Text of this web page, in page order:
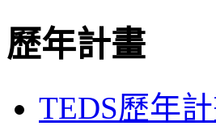
歷年計畫
TEDS歷年